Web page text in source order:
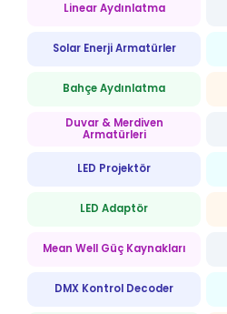
Linear Aydınlatma
Solar Enerji Armatürler
Bahçe Aydınlatma
Duvar & Merdiven
Armatürleri
LED Projektör
LED Adaptör
Mean Well Güç Kaynakları
DMX Kontrol Decoder